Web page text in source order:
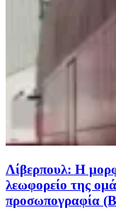
Λίβερπουλ: Η
λεωφορείο της
προσωπογραφία